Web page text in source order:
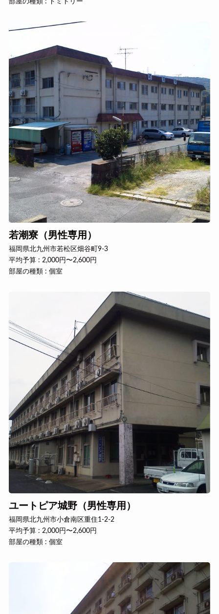
若潮寮（男性専用）
福岡県北九州市若松区畑谷町9-3
平均予算 : 2,000円〜2,600円
部屋の種類 : 個室
ユートピア城野（男性専用）
福岡県北九州市小倉南区重住1-2-2
平均予算 : 2,000円〜2,600円
部屋の種類 : 個室